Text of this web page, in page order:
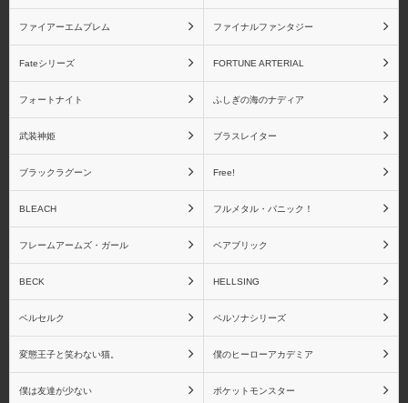
アクアマリン アトリエ彩
アニプレックス
アルファオメガ アルファマックス
ファイアーエムブレム ファイナルファンタジー
Fateシリーズ FORTUNE ARTERIAL
フォートナイト ふしぎの海のナディア
武装神姫 ブラスレイター
ブラックラグーン Free!
BLEACH フルメタル・パニック！
フレームアームズ・ガール ベアブリック
BECK HELLSING
ベルセルク ペルソナシリーズ
変態王子と笑わない猫。 僕のヒーローアカデミア
僕は友達が少ない ポケットモンスター